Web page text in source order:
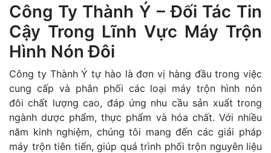
Công Ty Thành Ý – Đối Tác Tin
Cậy Trong Lĩnh Vực Máy Trộn
Hình Nón Đôi
Công ty Thành Ý tự hào là đơn vị hàng đầu trong việc
cung cấp và phân phối các loại máy trộn hình nón
đôi chất lượng cao, đáp ứng nhu cầu sản xuất trong
ngành dược phẩm, thực phẩm và hóa chất. Với nhiều
năm kinh nghiệm, chúng tôi mang đến các giải pháp
máy trộn tiên tiến, giúp quá trình phối trộn nguyên liệu